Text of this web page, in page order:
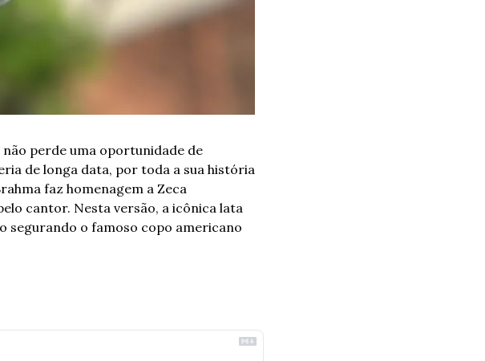
perde uma oportunidade de
de longa data, por toda a sua história
faz homenagem a Zeca
cantor. Nesta versão, a icônica lata
segurando o famoso copo americano